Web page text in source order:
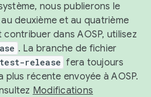
nous publierons le
deuxième et au quatrième
dans AOSP, utilisez
. La branche de fichier
release fera toujours
plus récente envoyée à AOSP.
Modifications